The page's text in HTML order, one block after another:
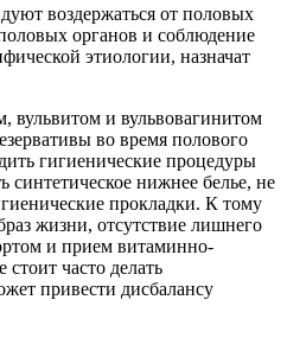
воздержаться от половых
органов и соблюдение
этиологии, назначат
вульвитом и вульвовагинитом
во время полового
гигиенические процедуры
нижнее белье, не
прокладки. К тому
жизни, отсутствие лишнего
и прием витаминно-
часто делать
привести дисбалансу